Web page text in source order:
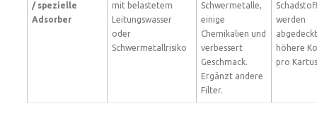
/ spezielle
Adsorber
mit belastetem
Leitungswasser
oder
Schwermetallrisiko
Schwermetalle,
einige
Chemikalien und
verbessert
Geschmack.
Ergänzt andere
Filter.
werden
höhere
pro